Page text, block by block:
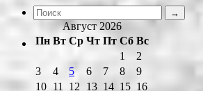
Август 2026
Пн Вт Ср Чт Пт Сб Вс
1
2
3
4 5 6 7 8
9
10 11 12 13 14 15 16